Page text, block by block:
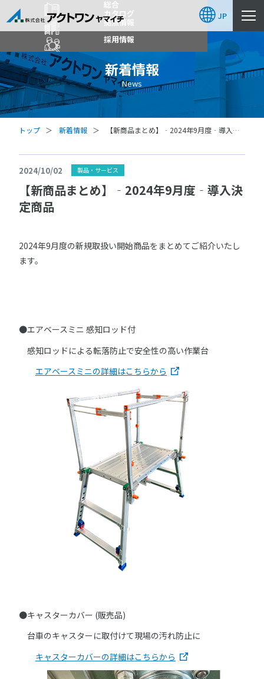
総合
カタログ
拠点情報
採用情報
JP
新着情報
News
トップ 新着情報
【新商品まとめ】‐2024年9月度‐導入決
2024/10/02 製品・サービス
【新商品まとめ】‐2024年9月度‐導入決
定商品
2024年9月度の新規取扱い開始商品をまとめてご紹介いたし
ます。
●エアベースミニ 感知ロッド付
感知ロッドによる転落防止で安全性の高い作業台
エアベースミニの詳細はこちらから
●キャスターカバー (販売品)
台車のキャスターに取付けて現場の汚れ防止に
キャスターカバーの詳細はこちらから